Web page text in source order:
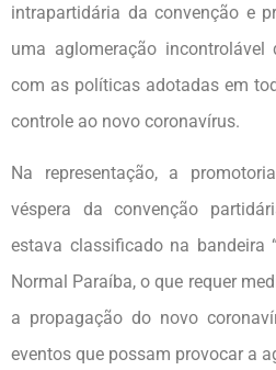
intrapartidária da convenção e
uma aglomeração incontrolável
com as políticas adotadas em
controle ao novo coronavírus.
Na representação, a
véspera da convenção
estava classificado na bandeira
Normal Paraíba, o que requer
a propagação do novo
eventos que possam provocar a